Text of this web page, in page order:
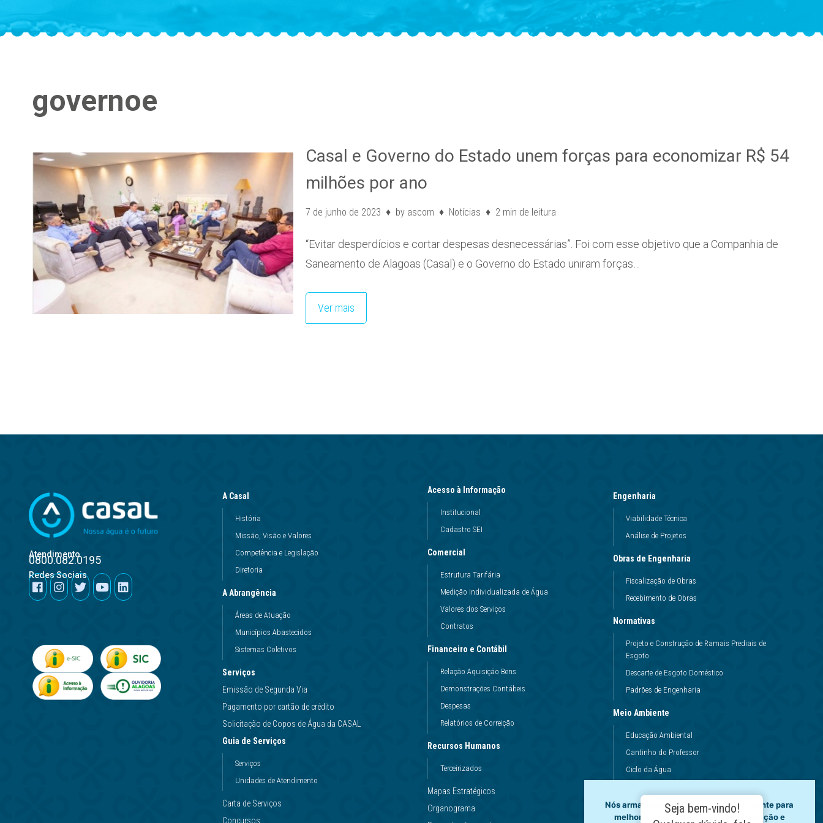
governoe
Casal e Governo do Estado unem forças para economizar R$ 54
milhões por ano
7 de junho de 2023 by ascom Notícias 2 min de leitura
“Evitar desperdícios e cortar despesas desnecessárias”. Foi com esse objetivo que a Companhia de
Saneamento de Alagoas (Casal) e o Governo do Estado uniram forças…
Ver mais
Atendimento
0800.082.0195
Redes Sociais
A Casal
História
Missão, Visão e Valores
Competência e Legislação
Diretoria
A Abrangência
Áreas de Atuação
Municípios Abastecidos
Sistemas Coletivos
Serviços
Emissão de Segunda Via
Pagamento por cartão de crédito
Solicitação de Copos de Água da CASAL
Guia de Serviços
Serviços
Unidades de Atendimento
Carta de Serviços
Concursos
Acesso à Informação
Institucional
Cadastro SEI
Comercial
Estrutura Tarifária
Medição Individualizada de Água
Valores dos Serviços
Contratos
Financeiro e Contábil
Relação Aquisição Bens
Demonstrações Contábeis
Despesas
Relatórios de Correição
Recursos Humanos
Terceirizados
Mapas Estratégicos
Organograma
Engenharia
Viabilidade Técnica
Análise de Projetos
Obras de Engenharia
Fiscalização de Obras
Recebimento de Obras
Normativas
Projeto e Construção de Ramais Prediais de
Esgoto
Descarte de Esgoto Doméstico
Padrões de Engenharia
Meio Ambiente
Educação Ambiental
Cantinho do Professor
Ciclo da Água
Dinâmicas da Escola
Princípios de Higiene
Nós armazenamos dados temporariamente para
melhorar a sua experiência de navegação e
Seja bem-vindo!